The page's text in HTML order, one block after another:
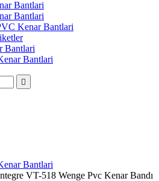
Bantlari
Bantlari
Kenar Bantlari
Bantlari
Bantlari

Bantlari
VT-518 Wenge Pvc Kenar Bandı